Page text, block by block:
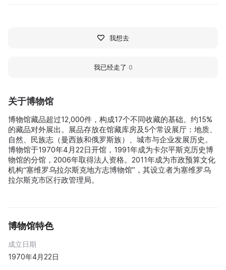
关于博物馆
博物馆藏品超过12,000件，构成17个不同收藏的基础。约15%
的藏品对外展出。展品存放在馆藏库房及5个常设展厅：地质、
自然、民族志（曼西族和俄罗斯族）、城市与企业发展历史。
博物馆于1970年4月22日开馆，1991年成为卡尔平斯克历史博
物馆的分馆，2006年取得法人资格。2011年成为市政预算文化
机构“塞维罗乌拉尔斯克地方志博物馆”，其设立者为塞维罗乌
拉尔斯克市区行政管理局。
博物馆特色
成立日期
1970年4月22日
我想去
我已经走了 0